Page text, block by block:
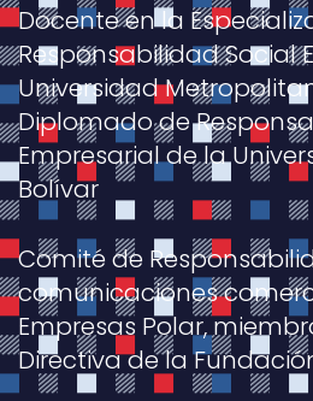
Docente en la
Responsabilidad Social
Universidad
Diplomado de
Empresarial de la
Bolívar
Comité de
comunicaciones
Empresas Polar,
Directiva de la